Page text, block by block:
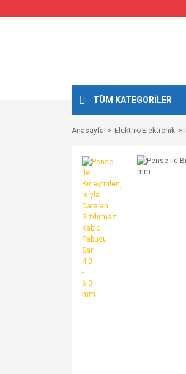
TÜM KATEGORİLER
Anasayfa Elektrik/Elektronik